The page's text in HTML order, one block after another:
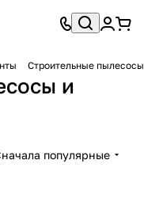
Строительные
и
популярные